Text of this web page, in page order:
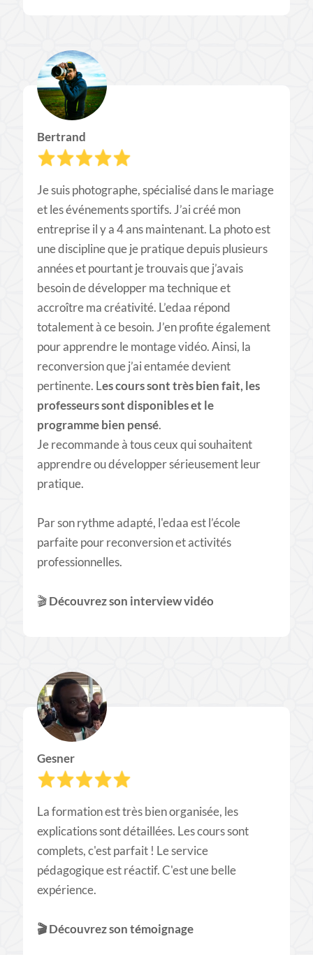
Bertrand
Je suis photographe, spécialisé dans le mariage
et les événements sportifs. J’ai créé mon
entreprise il y a 4 ans maintenant. La photo est
une discipline que je pratique depuis plusieurs
années et pourtant je trouvais que j’avais
besoin de développer ma technique et
accroître ma créativité. L’edaa répond
totalement à ce besoin. J’en profite également
pour apprendre le montage vidéo. Ainsi, la
reconversion que j’ai entamée devient
pertinente. Les cours sont très bien fait, les
professeurs sont disponibles et le
programme bien pensé.
Je recommande à tous ceux qui souhaitent
apprendre ou développer sérieusement leur
pratique.
Par son rythme adapté, l'edaa est l’école
parfaite pour reconversion et activités
professionnelles.
🎬​ Découvrez son interview vidéo
Gesner
La formation est très bien organisée, les
explications sont détaillées. Les cours sont
complets, c'est parfait ! Le service
pédagogique est réactif. C'est une belle
expérience.
🎬​Découvrez son témoignage